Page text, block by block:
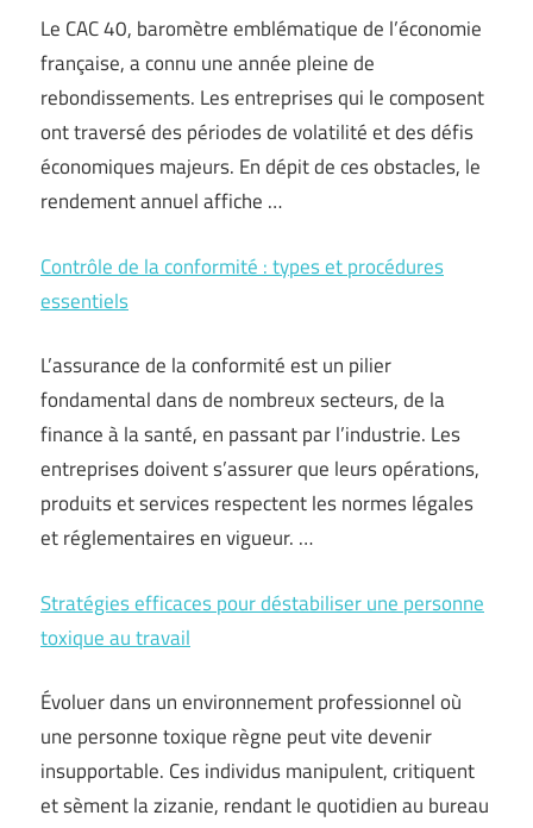
Le CAC 40, baromètre emblématique de l’économie
française, a connu une année pleine de
rebondissements. Les entreprises qui le composent
ont traversé des périodes de volatilité et des défis
économiques majeurs. En dépit de ces obstacles, le
rendement annuel affiche …
Contrôle de la conformité : types et procédures
essentiels
L’assurance de la conformité est un pilier
fondamental dans de nombreux secteurs, de la
finance à la santé, en passant par l’industrie. Les
entreprises doivent s’assurer que leurs opérations,
produits et services respectent les normes légales
et réglementaires en vigueur. …
Stratégies efficaces pour déstabiliser une personne
toxique au travail
Évoluer dans un environnement professionnel où
une personne toxique règne peut vite devenir
insupportable. Ces individus manipulent, critiquent
et sèment la zizanie, rendant le quotidien au bureau